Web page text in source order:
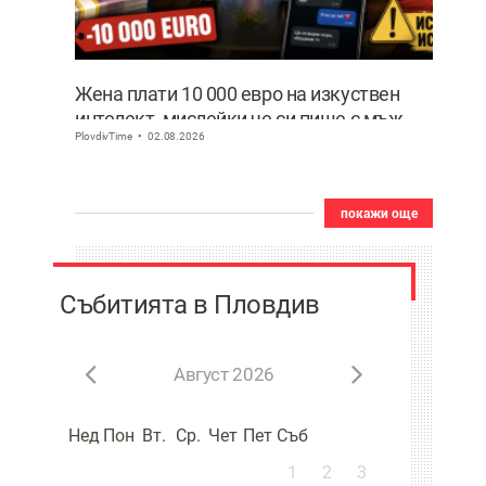
Жена плати 10 000 евро на изкуствен
интелект, мислейки че си пише с мъж
ВИДЕО
PlovdivTime 02.08.2026
покажи още
Събитията в Пловдив
Август 2026
Нед Пон Вт. Ср. Чет Пет Съб
1
2 3